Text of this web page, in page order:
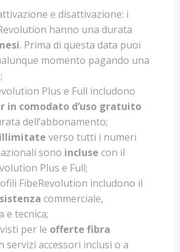
e disattivazione: i
hanno una durata
. Prima di questa data puoi
momento pagando una
Plus e Full includono
in comodato d’uso gratuito
dell’abbonamento;
verso tutti i numeri
sono incluse con il
Plus e Full;
FibeRevolution includono il
commerciale,
e tecnica;
per le offerte fibra
servizi accessori inclusi o a